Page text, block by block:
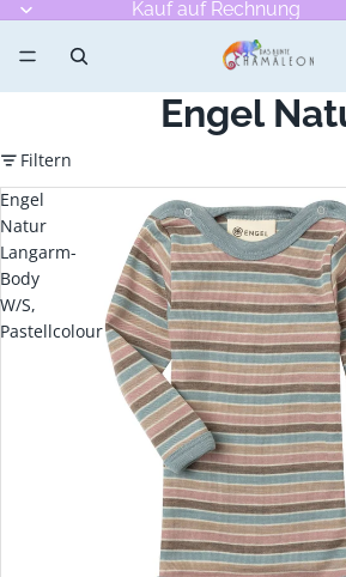
Kauf auf Rechnung
Engel
Filtern
Engel
Natur
Langarm-
Body
W/S,
Pastellcolour